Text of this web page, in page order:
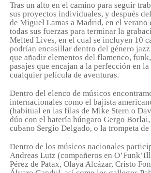
Tras un alto en el camino para seguir
sus proyectos individuales, y después
de Miguel Lamas a Madrid, en el verano
todas sus fuerzas para terminar la
Melted Lives, en el cual se incluyen 10
podrían encasillar dentro del género
que añadir elementos del flamenco,
pasajes que encajan a la perfección en la
cualquier película de aventuras.
Dentro del elenco de músicos
internacionales como el bajista
(habitual en las filas de Mike Stern o
dúo con el batería húngaro Gergo
cubano Sergio Delgado, o la trompeta
Dentro de los músicos nacionales
Andreas Lutz (compañeros en
Pérez de Patax, Olaya Alcázar, Cristo